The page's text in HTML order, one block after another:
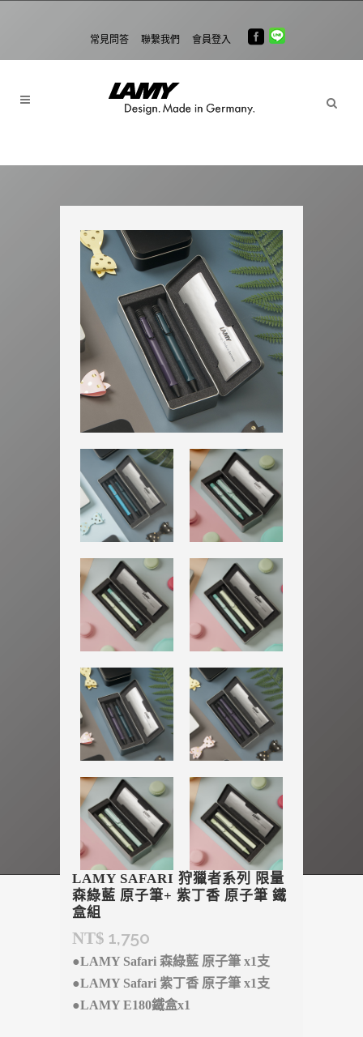
常見問答 聯繫我們 會員登入
LAMY SAFARI 狩獵者系列 限量
森綠藍 原子筆+ 紫丁香 原子筆 鐵
盒組
NT$ 1,750
●LAMY Safari 森綠藍 原子筆 x1支
●LAMY Safari 紫丁香 原子筆 x1支
●LAMY E180鐵盒x1